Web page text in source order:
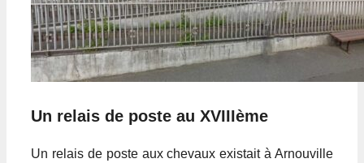
Un relais de poste au XVIIIème
Un relais de poste aux chevaux existait à Arnouville